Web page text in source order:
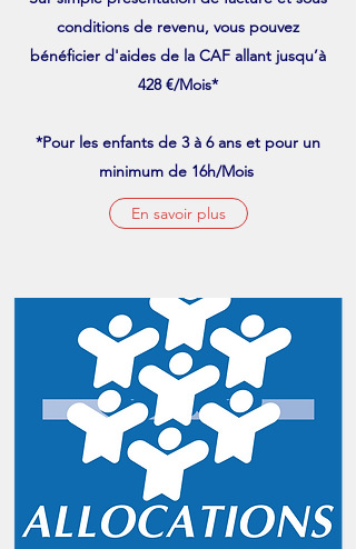
conditions de revenu, vous pouvez
bénéficier d'aides de la CAF allant jusqu’à
428 €/Mois*
*Pour les enfants de 3 à 6 ans et pour un
minimum de 16h/Mois
En savoir plus